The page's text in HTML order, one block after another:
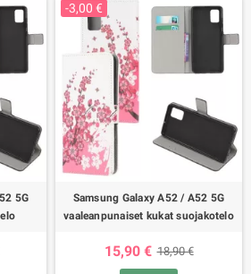
5G
-3,00 €
Samsung Galaxy A52 / A52 5G
vaaleanpunaiset kukat suojakotelo
15,90 € 18,90 €